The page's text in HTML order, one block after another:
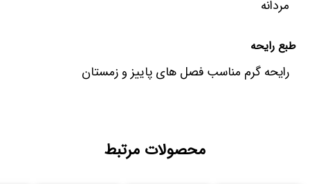
مردانه
طبع رایحه
رایحه گرم مناسب فصل های پاییز و زمستان
محصولات مرتبط